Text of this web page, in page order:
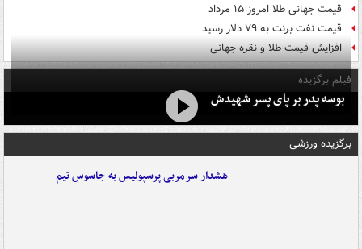
قیمت جهانی طلا امروز ۱۵ مرداد
قیمت نفت برنت به ۷۹ دلار رسید
افزایش قیمت طلا و نقره جهانی
فیلم برگزیده
بوسه‌ پدر بر پای پسر شهیدش
برگزیده ورزشی
هشدار سرمربی پرسپولیس به جاسوس تیم